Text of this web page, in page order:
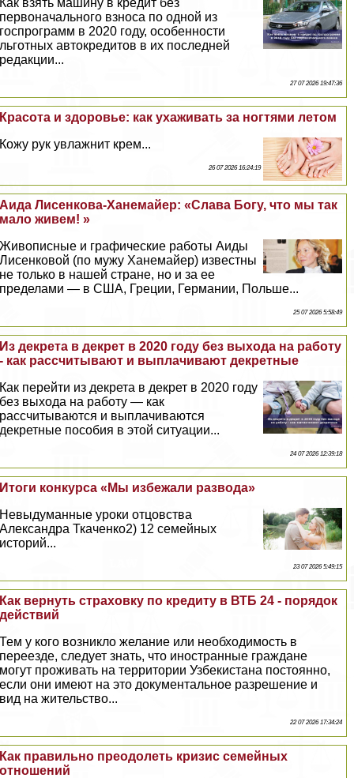
Как взять машину в кредит без
первоначального взноса по одной из
госпрограмм в 2020 году, особенности
льготных автокредитов в их последней
редакции...
27 07 2026 19:47:36
Красота и здоровье: как ухаживать за ногтями летом
Кожу рук увлажнит крем...
26 07 2026 16:24:19
Аида Лисенкова-Ханемайер: «Слава Богу, что мы так
мало живем! »
Живописные и графические работы Аиды
Лисенковой (по мужу Ханемайер) известны
не только в нашей стране, но и за ее
пределами — в США, Греции, Германии, Польше...
25 07 2026 5:58:49
Из декрета в декрет в 2020 году без выхода на работу
- как рассчитывают и выплачивают декретные
Как перейти из декрета в декрет в 2020 году
без выхода на работу — как
рассчитываются и выплачиваются
декретные пособия в этой ситуации...
24 07 2026 12:39:18
Итоги конкурса «Мы избежали развода»
Невыдуманные уроки отцовства
Александра Ткаченко2) 12 семейных
историй...
23 07 2026 5:49:15
Как вернуть страховку по кредиту в ВТБ 24 - порядок
действий
Тем у кого возникло желание или необходимость в
переезде, следует знать, что иностранные граждане
могут проживать на территории Узбекистана постоянно,
если они имеют на это документальное разрешение и
вид на жительство...
22 07 2026 17:34:24
Как правильно преодолеть кризис семейных
отношений